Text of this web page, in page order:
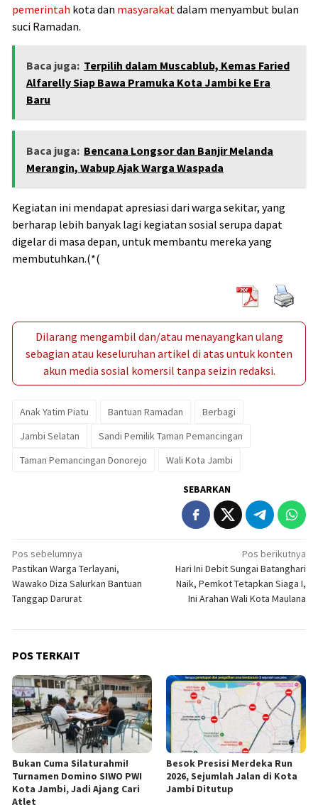
pemerintah kota dan masyarakat dalam menyambut bulan
suci Ramadan.
Baca juga: Terpilih dalam Muscablub, Kemas Faried
Alfarelly Siap Bawa Pramuka Kota Jambi ke Era
Baru
Baca juga: Bencana Longsor dan Banjir Melanda
Merangin, Wabup Ajak Warga Waspada
Kegiatan ini mendapat apresiasi dari warga sekitar, yang
berharap lebih banyak lagi kegiatan sosial serupa dapat
digelar di masa depan, untuk membantu mereka yang
membutuhkan.(*(
Dilarang mengambil dan/atau menayangkan ulang
sebagian atau keseluruhan artikel di atas untuk konten
akun media sosial komersil tanpa seizin redaksi.
Anak Yatim Piatu Bantuan Ramadan
Berbagi
Jambi Selatan
Sandi Pemilik Taman Pemancingan
Taman Pemancingan Donorejo
Wali Kota Jambi
SEBARKAN
Navigasi
pos
Pos sebelumnya
Pastikan Warga Terlayani,
Wawako Diza Salurkan Bantuan
Tanggap Darurat
Pos berikutnya
Hari Ini Debit Sungai Batanghari
Naik, Pemkot Tetapkan Siaga I,
Ini Arahan Wali Kota Maulana
POS TERKAIT
Bukan Cuma Silaturahmi!
Turnamen Domino SIWO PWI
Kota Jambi, Jadi Ajang Cari
Atlet
Besok Presisi Merdeka Run
2026, Sejumlah Jalan di Kota
Jambi Ditutup